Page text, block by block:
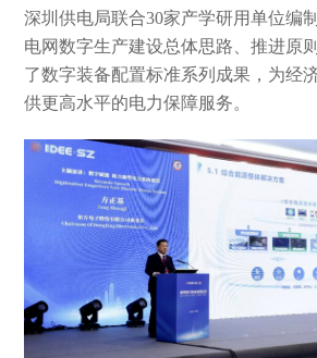
深圳供电局联合30家产学研用单位编
电网数字生产建设总体思路、推进原
了数字装备配置标准系列成果，为经
供更高水平的电力保障服务。